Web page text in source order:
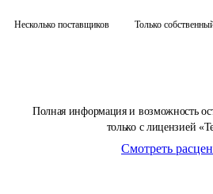
Полная информация и возможность
только с лицензией
Смотреть
Несколько поставщиков Только